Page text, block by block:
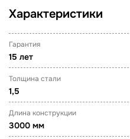
Характеристики
Гарантия
15 лет
Толщина стали
1,5
Длина конструкции
3000 мм